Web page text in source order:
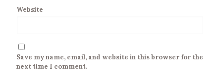
Website
Save my name, email, and website in this browser for the
next time I comment.